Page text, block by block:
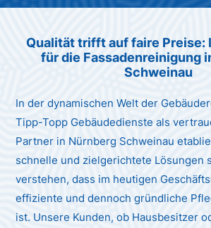
Qualität trifft auf faire Preise:
für die Fassadenreinigung
Schweinau
In der dynamischen Welt der
Tipp-Topp Gebäudedienste als
Partner in Nürnberg Schweinau
schnelle und zielgerichtete Lösungen
verstehen, dass im heutigen
effiziente und dennoch gründliche
ist. Unsere Kunden, ob Hausbesitzer